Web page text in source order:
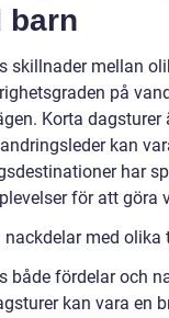
barn
skillnader mellan
på
Korta
kan
har
för att göra
nackdelar med olika
både fördelar och
kan vara en